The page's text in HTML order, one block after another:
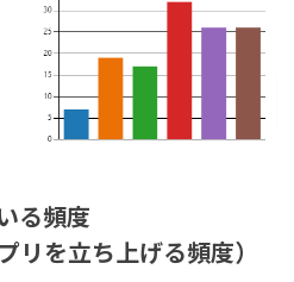
る頻度
リを立ち上げる頻度）